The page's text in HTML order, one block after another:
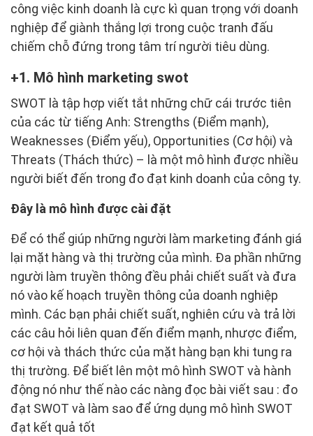
công việc kinh doanh là cực kì quan trọng với doanh
nghiệp để giành thắng lợi trong cuộc tranh đấu
chiếm chỗ đứng trong tâm trí người tiêu dùng.
1. Mô hình marketing swot
SWOT là tập hợp viết tắt những chữ cái trước tiên
của các từ tiếng Anh: Strengths (Điểm mạnh),
Weaknesses (Điểm yếu), Opportunities (Cơ hội) và
Threats (Thách thức) – là một mô hình được nhiều
người biết đến trong đo đạt kinh doanh của công ty.
Đây là mô hình được cài đặt
Để có thể giúp những người làm marketing đánh giá
lại mặt hàng và thị trường của mình. Đa phần những
người làm truyền thông đều phải chiết suất và đưa
nó vào kế hoạch truyền thông của doanh nghiệp
mình. Các bạn phải chiết suất, nghiên cứu và trả lời
các câu hỏi liên quan đến điểm mạnh, nhược điểm,
cơ hội và thách thức của mặt hàng bạn khi tung ra
thị trường. Để biết lên một mô hình SWOT và hành
động nó như thế nào các nàng đọc bài viết sau : đo
đạt SWOT và làm sao để ứng dụng mô hình SWOT
đạt kết quả tốt